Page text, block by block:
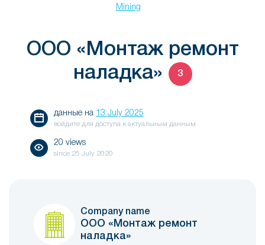
Mining
ООО «Монтаж ремонт
наладка»
3
данные на 13 July 2025
войдите для доступа к актуальным данным
20 views
since 25 July 2020
Company name
ООО «Монтаж ремонт
наладка»